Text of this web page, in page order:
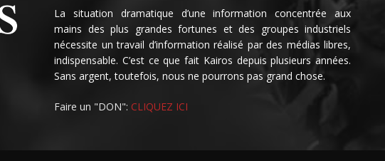
La situation dramatique d’une information concentrée aux
mains des plus grandes fortunes et des groupes industriels
nécessite un travail d’information réalisé par des médias libres,
indispensable. C’est ce que fait Kairos depuis plusieurs années.
Sans argent, toutefois, nous ne pourrons pas grand chose.
Faire un "DON": CLIQUEZ ICI